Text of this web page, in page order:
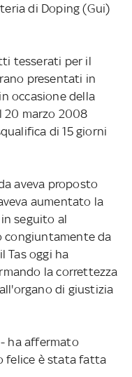
di Doping (Gui)
tesserati per il
presentati in
occasione della
20 marzo 2008
di 15 giorni
aveva proposto
aumentato la
seguito al
congiuntamente da
Tas oggi ha
la correttezza
di giustizia
ha affermato
felice è stata fatta